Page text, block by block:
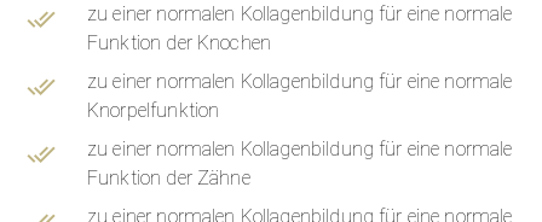
zu einer normalen Kollagenbildung für eine normale
Funktion der Knochen
zu einer normalen Kollagenbildung für eine normale
Knorpelfunktion
zu einer normalen Kollagenbildung für eine normale
Funktion der Zähne
zu einer normalen Kollagenbildung für eine normale